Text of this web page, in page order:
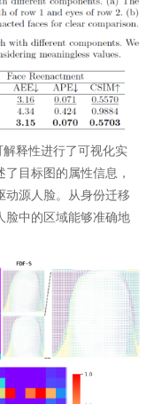
释性进行了可视化实
目标图的属性信息，
动源人脸。从身份迁移
脸中的区域能够准确地